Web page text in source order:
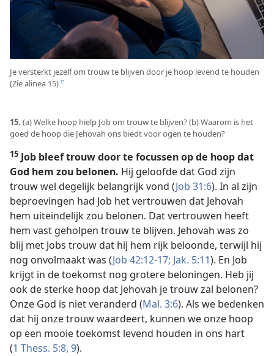
Je versterkt jezelf om trouw te blijven door je hoop levend te houden
(Zie alinea 15) e
15. (a) Welke hoop hielp Job om trouw te blijven? (b) Waarom is het
goed de hoop die Jehovah ons biedt voor ogen te houden?
15 Job bleef trouw door te focussen op de hoop dat
God hem zou belonen. Hij geloofde dat God zijn
trouw wel degelijk belangrijk vond (Job 31:6). In al zijn
beproevingen had Job het vertrouwen dat Jehovah
hem uiteindelijk zou belonen. Dat vertrouwen heeft
hem vast geholpen trouw te blijven. Jehovah was zo
blij met Jobs trouw dat hij hem rijk beloonde, terwijl hij
nog onvolmaakt was (Job 42:12-17; Jak. 5:11). En Job
krijgt in de toekomst nog grotere beloningen. Heb jij
ook de sterke hoop dat Jehovah je trouw zal belonen?
Onze God is niet veranderd (Mal. 3:6). Als we bedenken
dat hij onze trouw waardeert, kunnen we onze hoop
op een mooie toekomst levend houden in ons hart
(1 Thess. 5:8, 9).